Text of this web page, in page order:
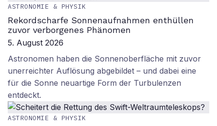
ASTRONOMIE & PHYSIK
Rekordscharfe Sonnenaufnahmen enthüllen
zuvor verborgenes Phänomen
5. August 2026
Astronomen haben die Sonnenoberfläche mit zuvor
unerreichter Auflösung abgebildet – und dabei eine
für die Sonne neuartige Form der Turbulenzen
entdeckt.
ASTRONOMIE & PHYSIK